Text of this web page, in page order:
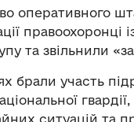
оперативного
та звільнили
брали участь
ситуацій та